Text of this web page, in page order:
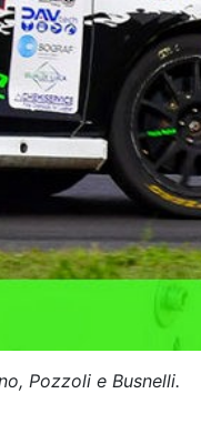
Pozzoli e Busnelli.